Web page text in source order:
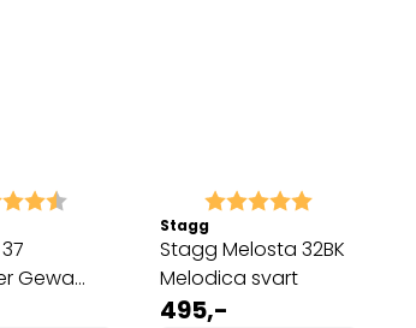
4.6 av 5 mulige
Gewa
Karakter:
Stagg
Stagg Melosta 32BK
Melodica svart
495,-